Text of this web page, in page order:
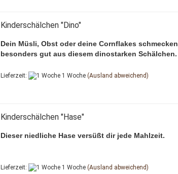
Kinderschälchen "Dino"
Dein Müsli, Obst oder deine Cornflakes schmecken
besonders gut aus diesem dinostarken Schälchen.
Lieferzeit: 1 Woche (Ausland abweichend)
Kinderschälchen "Hase"
Dieser niedliche Hase versüßt dir jede Mahlzeit.
Lieferzeit: 1 Woche (Ausland abweichend)